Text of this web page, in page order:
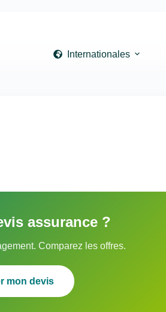
Internationales
assurance ?
Comparez les offres.
mon devis